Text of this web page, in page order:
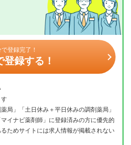
で登録完了！
登録する！
局」「土日休み＋平日休みの調剤薬局」
イナビ薬剤師」に登録済みの方に優先的
ためサイトには求人情報が掲載されない